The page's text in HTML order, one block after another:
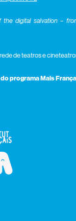
digital salvation –
de teatros e
programa Mais